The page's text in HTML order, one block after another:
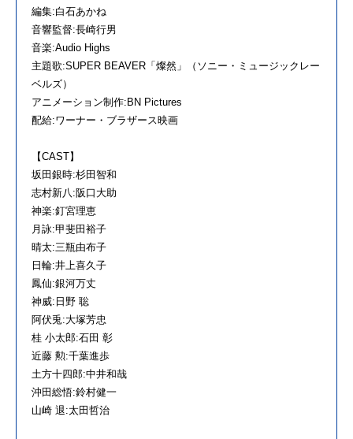
編集:白石あかね
音響監督:⾧崎行男
音楽:Audio Highs
主題歌:SUPER BEAVER「燦然」（ソニー・ミュージックレー
ベルズ）
アニメーション制作:BN Pictures
配給:ワーナー・ブラザース映画
【CAST】
坂田銀時:杉田智和
志村新八:阪口大助
神楽:釘宮理恵
月詠:甲斐田裕子
晴太:三瓶由布子
日輪:井上喜久子
鳳仙:銀河万丈
神威:日野 聡
阿伏兎:大塚芳忠
桂 小太郎:石田 彰
近藤 勲:千葉進歩
土方十四郎:中井和哉
沖田総悟:鈴村健一
山崎 退:太田哲治